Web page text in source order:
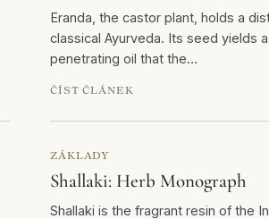
Eranda, the castor plant, holds a
classical Ayurveda. Its seed yields a
penetrating oil that the…
ČÍST ČLÁNEK
ZÁKLADY
Shallaki: Herb Monograph
Shallaki is the fragrant resin of the